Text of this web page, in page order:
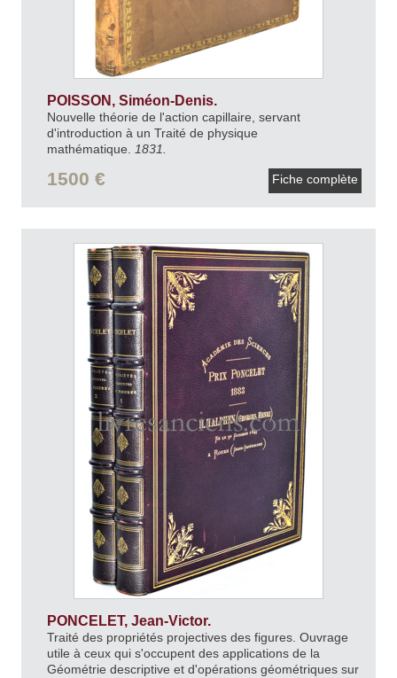
POISSON, Siméon-Denis.
Nouvelle théorie de l'action capillaire, servant
d'introduction à un Traité de physique
mathématique.
1831.
1500 € Fiche complète
PONCELET, Jean-Victor.
Traité des propriétés projectives des figures. Ouvrage
utile à ceux qui s'occupent des applications de la
Géométrie descriptive et d'opérations géométriques sur